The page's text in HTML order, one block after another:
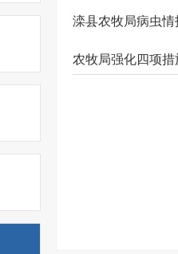
滦县农牧局病虫
农牧局强化四项